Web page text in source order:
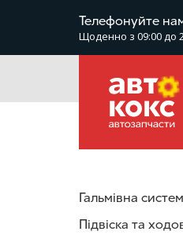
Щоденно з 09:00 до
Гальмівна
Підвіска та